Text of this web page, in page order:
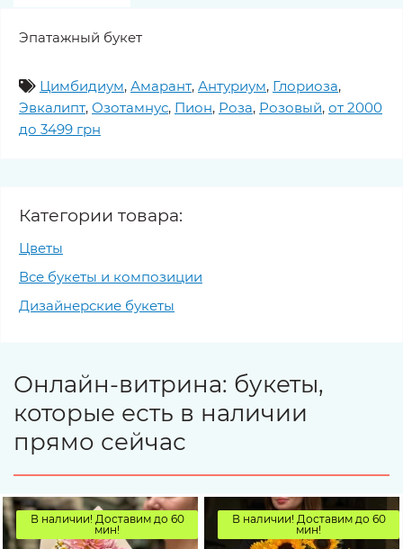
Эпатажный букет
Цимбидиум, Амарант, Антуриум, Глориоза,
Эвкалипт, Озотамнус, Пион, Роза, Розовый, от 2000
до 3499 грн
Категории товара:
Цветы
Все букеты и композиции
Дизайнерские букеты
Онлайн-витрина: букеты,
которые есть в наличии
прямо сейчас
В наличии! Доставим до 60
мин!
В наличии! Доставим до 60
мин!